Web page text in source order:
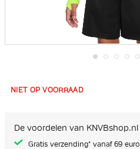
het
afbeeldingen-
gallerij
NIET OP VOORRAAD
De voordelen van KNVBshop.nl
Gratis verzending* vanaf 69 euro